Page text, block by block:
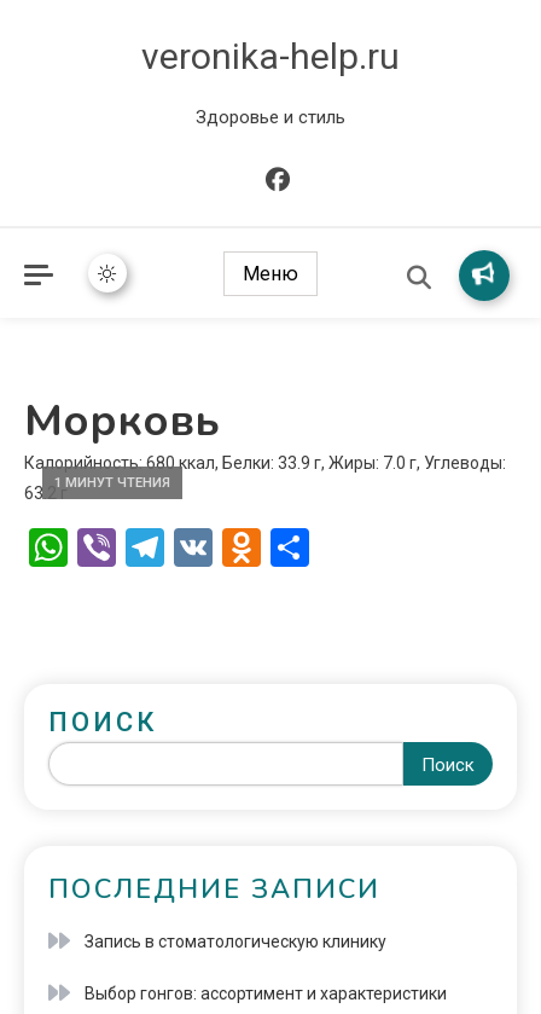
veronika-help.ru
Здоровье и стиль
Меню
Морковь
1 МИНУТ ЧТЕНИЯ
Калорийность: 680 ккал, Белки: 33.9 г, Жиры: 7.0 г, Углеводы:
63.2 г
WhatsApp
ViberTelegram
VK Odnoklassniki
ПОИСК
Поиск
ПОСЛЕДНИЕ ЗАПИСИ
Запись в стоматологическую клинику
Выбор гонгов: ассортимент и характеристики